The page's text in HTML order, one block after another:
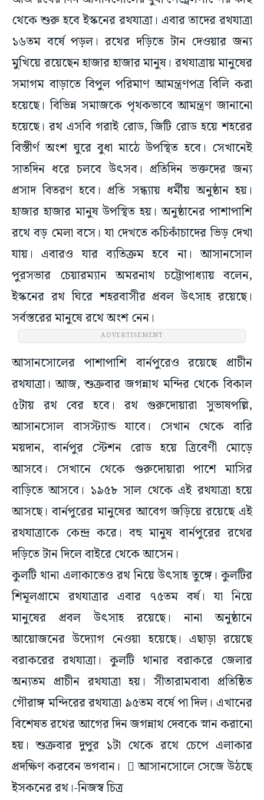
থেকে শুরু হবে ইস্কনের রথযাত্রা। এবার তাদের রথযাত্রা
১৬তম বর্ষে পড়ল। রথের দড়িতে টান দেওয়ার জন্য
মুখিয়ে রয়েছেন হাজার হাজার মানুষ। রথযাত্রায় মানুষের
সমাগম বাড়াতে বিপুল পরিমাণ আমন্ত্রণপত্র বিলি করা
হয়েছে। বিভিন্ন সমাজকে পৃথকভাবে আমন্ত্রণ জানানো
হয়েছে। রথ এসবি গরাই রোড, জিটি রোড হয়ে শহরের
বিস্তীর্ণ অংশ ঘুরে বুধা মাঠে উপস্থিত হবে। সেখানেই
সাতদিন ধরে চলবে উৎসব। প্রতিদিন ভক্তদের জন্য
প্রসাদ বিতরণ হবে। প্রতি সন্ধ্যায় ধর্মীয় অনুষ্ঠান হয়।
হাজার হাজার মানুষ উপস্থিত হয়। অনুষ্ঠানের পাশাপাশি
রথে বড় মেলা বসে। যা দেখতে কচিকাঁচাদের ভিড় দেখা
যায়। এবারও যার ব্যতিক্রম হবে না। আসানসোল
পুরসভার চেয়ারম্যান অমরনাথ চট্টোপাধ্যায় বলেন,
‌ইস্কনের রথ ঘিরে শহরবাসীর প্রবল উৎসাহ রয়েছে।
সর্বস্তরের মানুষে রথে অংশ নেন।
ADVERTISEMENT
আসানসোলের পাশাপাশি বার্নপুরেও রয়েছে প্রাচীন
রথযাত্রা। আজ, শুক্রবার জগন্নাথ মন্দির থেকে বিকাল
৫টায় রথ বের হবে। রথ গুরুদোয়ারা সুভাষপল্লি,
আসানসোল বাসস্ট্যান্ড যাবে। সেখান থেকে বারি
ময়দান, বার্নপুর স্টেশন রোড হয়ে ত্রিবেণী মোড়ে
আসবে। সেখানে থেকে গুরুদোয়ারা পাশে মাসির
বাড়িতে আসবে। ১৯৫৮ সাল থেকে এই রথযাত্রা হয়ে
আসছে। বার্নপুরের মানুষের আবেগ জড়িয়ে রয়েছে এই
রথযাত্রাকে কেন্দ্র করে। বহু মানুষ বার্নপুরের রথের
দড়িতে টান দিলে বাইরে থেকে আসেন।
কুলটি থানা এলাকাতেও রথ নিয়ে উৎসাহ তুঙ্গে। কুলটির
শিমূলগ্রামে রথযাত্রার এবার ৭৫তম বর্ষ। যা নিয়ে
মানুষের প্রবল উৎসাহ রয়েছে। নানা অনুষ্ঠানে
আয়োজনের উদ্যোগ নেওয়া হয়েছে। এছাড়া রয়েছে
বরাকরের রথযাত্রা। কুলটি থানার বরাকরে জেলার
অন্যতম প্রাচীন রথযাত্রা হয়। সীতারামবাবা প্রতিষ্ঠিত
গৌরাঙ্গ মন্দিরের রথযাত্রা ৯৫তম বর্ষে পা দিল। এখানের
বিশেষত রথের আগের দিন জগন্নাথ দেবকে স্নান করানো
হয়। শুক্রবার দুপুর ১টা থেকে রথে চেপে এলাকার
প্রদক্ষিণ করবেন ভগবান।  আসানসোলে সেজে উঠছে
ইসকনের রথ।-নিজস্ব চিত্র